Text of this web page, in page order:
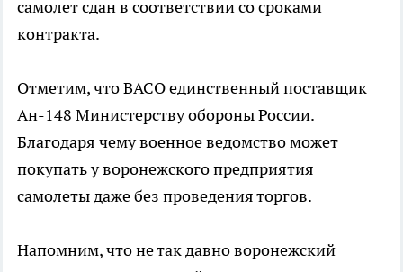
самолет сдан в соответствии со сроками
контракта.
Отметим, что ВАСО единственный поставщик
Ан-148 Министерству обороны России.
Благодаря чему военное ведомство может
покупать у воронежского предприятия
самолеты даже без проведения торгов.
Напомним, что не так давно воронежский